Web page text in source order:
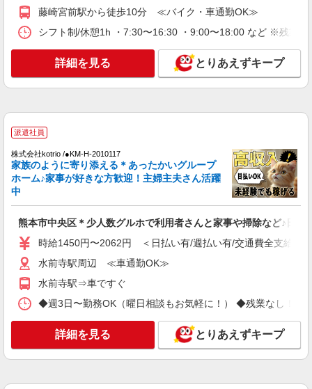
通費全支給(ガソリン代含む)＞
キープ 詳細を見る
派遣社員
時給1250円〜 ＜資格や経験に応じて決定/交
通費全支給(ガソリン代含む)＞
熊本市中央区
キープ 詳細を見る
派遣社員
熊本市中央区｜リハビリ補助などのデイサービ
スSTAFF♪未経験OK
時給1450円〜2062円 ＜日払い有/週払い有/交
水前寺駅周辺 ≪車通勤OK≫
キープ 詳細を見る
藤崎宮前駅から徒歩10分 ≪バイク・車通勤OK≫
シフト制/休憩1h ・7:30〜16:30 ・9:00〜18:00 など ※残業
詳細を見る とりあえずキープ
派遣社員
株式会社kotrio /●KM-H-2010117
家族のように寄り添える＊あったかいグループ
ホーム♪家事が好きな方歓迎！主婦主夫さん活躍
中
熊本市中央区＊少人数グルホで利用者さんと家事や掃除など♪日払
時給1450円〜2062円 ＜日払い有/週払い有/交通費全支給(ガ
水前寺駅周辺 ≪車通勤OK≫
水前寺駅⇒車ですぐ
◆週3日〜勤務OK（曜日相談もお気軽に！） ◆残業なし！日
詳細を見る とりあえずキープ